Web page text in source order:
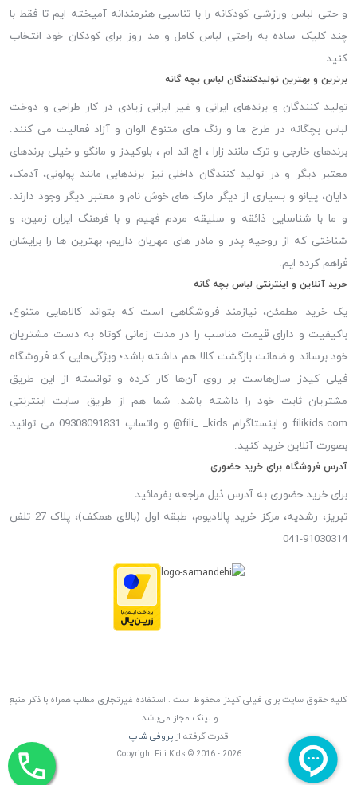
و حتی لباس ورزشی کودکانه را با تناسبی هنرمندانه آمیخته ایم تا فقط با
چند کلیک ساده به راحتی لباس کامل و مد روز برای کودکان خود انتخاب
کنید.
برترین و بهترین تولیدکنندگان لباس بچه گانه
تولید کنندگان و برندهای ایرانی و غیر ایرانی زیادی در کار طراحی و دوخت
لباس بچگانه در طرح ها و رنگ های متنوع الوان و آزاد فعالیت می کنند.
برندهای خارجی و ترک مانند زارا ، اچ اند ام ، بلوکیدز و مانگو و خیلی برندهای
معتبر دیگر و در تولید کنندگان داخلی نیز برندهایی مانند پولونی، آدمک،
دایان، پیانو و بسیاری از دیگر مارک های خوش نام و معتبر دیگر وجود دارند.
و ما با شناسایی ذائقه و سلیقه مردم فهیم و با فرهنگ ایران زمین، و
شناختی که از روحیه پدر و مادر های مهربان داریم، بهترین ها را برایشان
فراهم کرده ایم.
خرید آنلاین و اینترنتی لباس بچه گانه
یک خرید مطمئن، نیازمند فروشگاهی است که بتواند کالاهایی متنوع،
باکیفیت و دارای قیمت مناسب را در مدت زمانی کوتاه به دست مشتریان
خود برساند و ضمانت بازگشت کالا هم داشته باشد؛ ویژگی‌هایی که فروشگاه
فیلی کیدز سال‌هاست بر روی آن‌ها کار کرده و توانسته از این طریق
مشتریان ثابت خود را داشته باشد. شما هم از طریق سایت اینترنتی
filikids.com و اینستاگرام fili_ _kids@ و واتساپ 09308091831 می توانید
بصورت آنلاین خرید کنید.
آدرس فروشگاه برای خرید حضوری
برای خرید حضوری به آدرس ذیل مراجعه بفرمائید:
تبریز، رشدیه، مرکز خرید پالادیوم، طبقه اول (بالای همکف)، پلاک 27 تلفن
91030314-041
کلیه حقوق سایت برای فیلی کیدز محفوظ است . استفاده غیرتجاری مطلب همراه با ذکر منبع
و لینک مجاز می‌باشد.
قدرت گرفته ازپروفی شاپ
Copyright Fili Kids © 2016 - 2026